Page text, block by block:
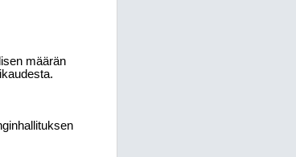
määrän